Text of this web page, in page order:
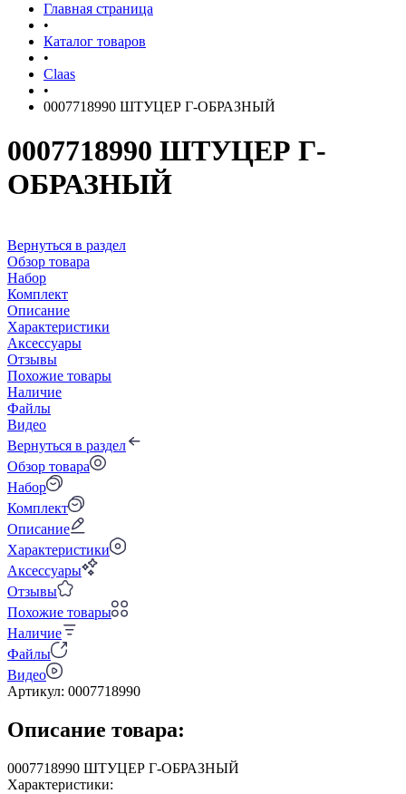
Главная страница
•
Каталог товаров
•
Claas
•
0007718990 ШТУЦЕР Г-ОБРАЗНЫЙ
0007718990 ШТУЦЕР Г-
ОБРАЗНЫЙ
Вернуться в раздел
Обзор товара
Набор
Комплект
Описание
Характеристики
Аксессуары
Отзывы
Похожие товары
Наличие
Файлы
Видео
Вернуться в раздел
Обзор товара
Набор
Комплект
Описание
Характеристики
Аксессуары
Отзывы
Похожие товары
Наличие
Файлы
Видео
Артикул: 0007718990
Описание товара:
0007718990 ШТУЦЕР Г-ОБРАЗНЫЙ
Характеристики: